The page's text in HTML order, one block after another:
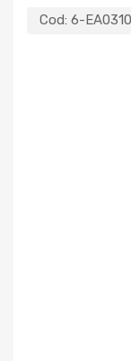
Cod: 6-